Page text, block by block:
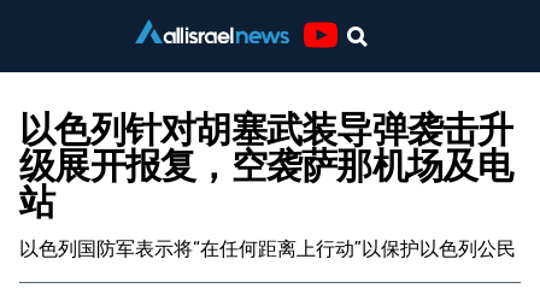
以色列针对胡塞武装导弹袭击升
级展开报复，空袭萨那机场及电
站
以色列国防军表示将“在任何距离上行动”以保护以色列公民